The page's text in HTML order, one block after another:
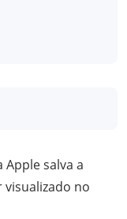
salva a
visualizado no